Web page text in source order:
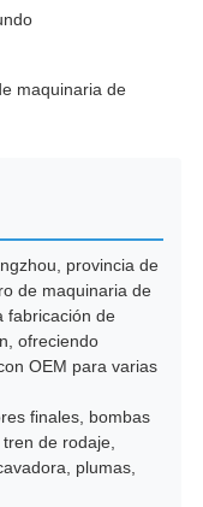
maquinaria de
provincia de
de maquinaria de
fabricación de
ofreciendo
OEM para varias
finales, bombas
de rodaje,
plumas,